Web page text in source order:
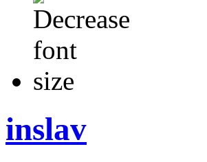
inslav